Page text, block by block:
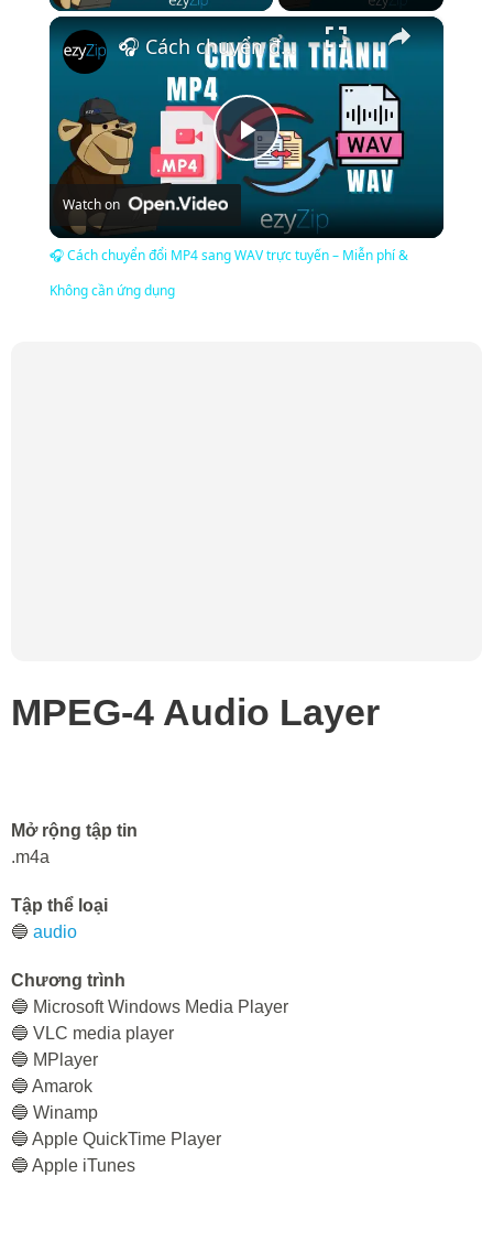
×
Play
Video
🎧 Cách chuyển đổi MP4 sang WAV trực tuyến – Miễn phí & Không cần ứng dụng
Watch on
🎧 Cách chuyển đổi MP4 sang WAV trực tuyến – Miễn phí &
Không cần ứng dụng
MPEG-4 Audio Layer
Mở rộng tập tin
.m4a
Tập thể loại
🔵 audio
Chương trình
🔵 Microsoft Windows Media Player
🔵 VLC media player
🔵 MPlayer
🔵 Amarok
🔵 Winamp
🔵 Apple QuickTime Player
🔵 Apple iTunes